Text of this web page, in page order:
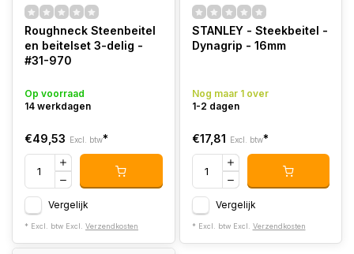
Roughneck Steenbeitel
en beitelset 3-delig -
#31-970
Op voorraad
14 werkdagen
€49,53 Excl. btw*
Vergelijk
* Excl. btw Excl. Verzendkosten
STANLEY - Steekbeitel -
Dynagrip - 16mm
Nog maar 1 over
1-2 dagen
€17,81 Excl. btw*
Vergelijk
* Excl. btw Excl. Verzendkosten